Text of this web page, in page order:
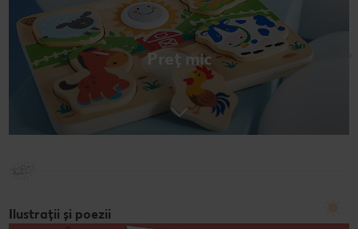
Preț mic
Ilustrații și poezii